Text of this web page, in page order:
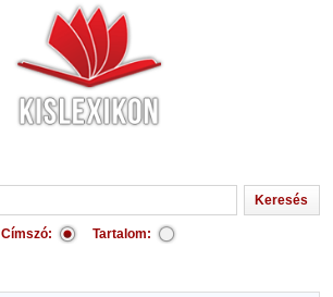
Címszó: Tartalom: